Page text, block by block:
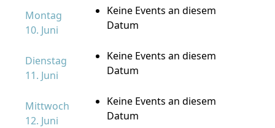
Montag
10. Juni
Keine Events an diesem
Datum
Dienstag
11. Juni
Keine Events an diesem
Datum
Mittwoch
12. Juni
Keine Events an diesem
Datum